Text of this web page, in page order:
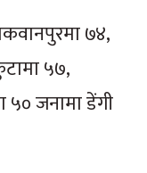
७४,
५७,
५० जनामा डेंगी